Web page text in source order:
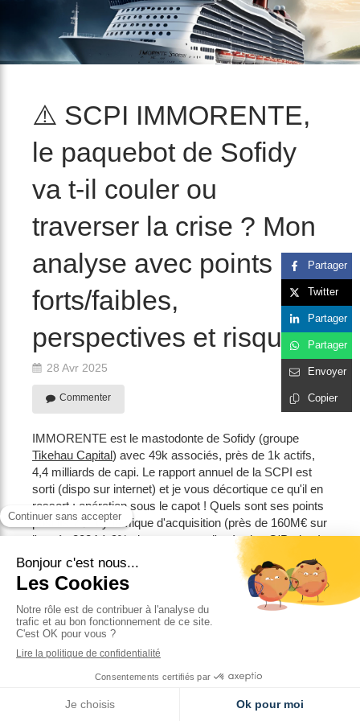
⚠️ SCPI IMMORENTE,
le paquebot de Sofidy
va t-il couler ou
traverser la crise ? Mon
analyse avec points
forts/faibles,
perspectives et risques ❗
28 Avr 2025
Commenter
IMMORENTE est le mastodonte de Sofidy (groupe
Tikehau Capital) avec 49k associés, près de 1k actifs,
4,4 milliards de capi. Le rapport annuel de la SCPI est
sorti (dispo sur internet) et je vous décortique ce qu'il en
ressort : opération sous le capot ! Quels sont ses points
positifs ? ✅ dynamique d'acquisition (près de 160M€ sur
l'année 2024 à 9% via notamment l'opération O'Parinor)
✅ endettement maitrisé à 15% du patrimoine, à un taux
fixe moyen de 2,26% ✅ portefeuille granulaire de 993
actifs ✅ valo d'expertise du ptf +0,7% sur l'année 2024
qui démontre une stabilité ✅ expérience et sérieux
reconnu de la Société de Gestion, qui existe de 1988
(mon année de naissance) avec un vrai savoir faire
dans le commerce. rendement brut distribué de 5%,
mais dopé par de la distribution de prime d'émission
vs 2023) Quels sont les points négatifs à surveiller ? ❌
Partager
Twitter
Partager
Partager
Envoyer
Copier